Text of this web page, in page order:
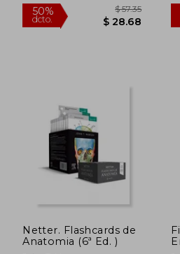
Netter. Flashcards de
Anatomia (6ª Ed. )